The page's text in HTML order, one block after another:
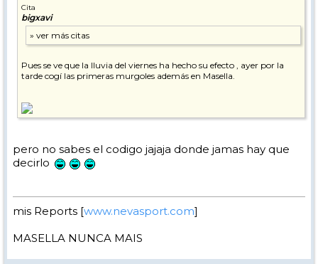
Cita
bigxavi
Pues se ve que la lluvia del viernes ha hecho su efecto , ayer por la
tarde cogí las primeras murgoles además en Masella.
pero no sabes el codigo jajaja donde jamas hay que
decirlo
mis Reports [www.nevasport.com]
MASELLA NUNCA MAIS